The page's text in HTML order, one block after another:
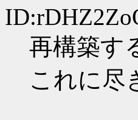
再構築す
これに尽